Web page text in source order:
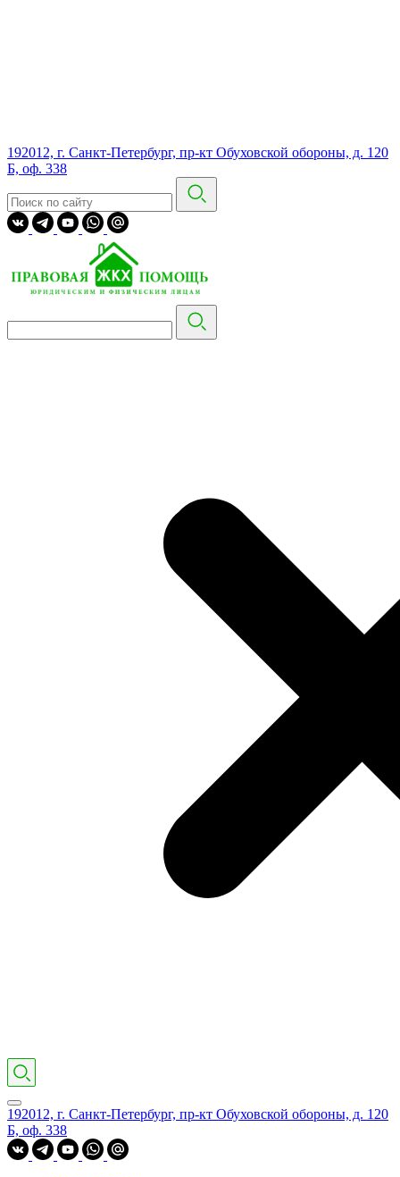
192012, г. Санкт-Петербург, пр-кт Обуховской обороны, д. 120
Б, оф. 338
192012, г. Санкт-Петербург, пр-кт Обуховской обороны, д. 120
Б, оф. 338